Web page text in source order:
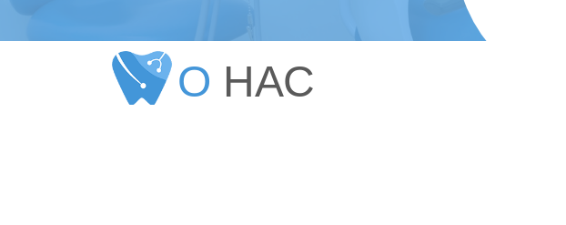
О НАС